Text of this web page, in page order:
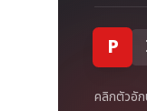
P
คลิกตัวอัก